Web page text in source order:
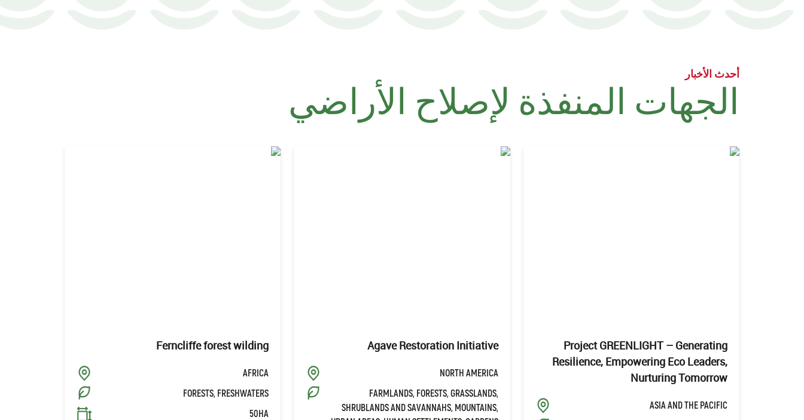
أحدث الأخبار
الجهات المنفذة لإصلاح الأراضي
Project GREENLIGHT – Generating
Resilience, Empowering Eco Leaders,
Nurturing Tomorrow
ASIA AND THE PACIFIC
Agave Restoration Initiative
NORTH AMERICA
FARMLANDS, FORESTS, GRASSLANDS,
SHRUBLANDS AND SAVANNAHS, MOUNTAINS,
Ferncliffe forest wilding
AFRICA
FORESTS, FRESHWATERS
50HA